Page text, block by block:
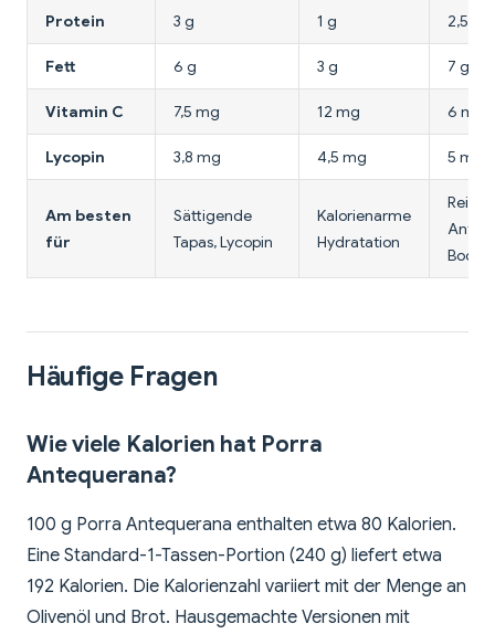
Protein 3 g 1 g 2,5 g
Fett 6 g 3 g 7 g
Vitamin C 7,5 mg 12 mg 6 mg
Lycopin 3,8 mg 4,5 mg 5 mg
Am besten
für
Sättigende
Tapas, Lycopin
Kalorienarme
Hydratation
Boost
Häufige Fragen
Wie viele Kalorien hat Porra
Antequerana?
100 g Porra Antequerana enthalten etwa 80 Kalorien.
Eine Standard-1-Tassen-Portion (240 g) liefert etwa
192 Kalorien. Die Kalorienzahl variiert mit der Menge an
Olivenöl und Brot. Hausgemachte Versionen mit